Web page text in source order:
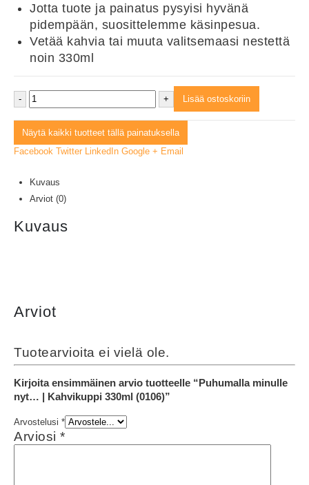
Jotta tuote ja painatus pysyisi hyvänä
pidempään, suosittelemme käsinpesua.
Vetää kahvia tai muuta valitsemaasi nestettä
noin 330ml
- + Lisää ostoskoriin
Näytä kaikki tuotteet tällä painatuksella
Facebook Twitter LinkedIn Google + Email
Kuvaus
Arviot (0)
Kuvaus
Arviot
Tuotearvioita ei vielä ole.
Kirjoita ensimmäinen arvio tuotteelle “Puhumalla minulle
nyt… | Kahvikuppi 330ml (0106)”
Arvostelusi *
Arviosi *